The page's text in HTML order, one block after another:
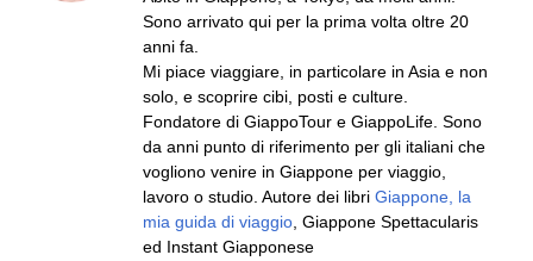
Sono arrivato qui per la prima volta oltre 20
anni fa.
Mi piace viaggiare, in particolare in Asia e non
solo, e scoprire cibi, posti e culture.
Fondatore di GiappoTour e GiappoLife. Sono
da anni punto di riferimento per gli italiani che
vogliono venire in Giappone per viaggio,
lavoro o studio. Autore dei libri Giappone, la
mia guida di viaggio , Giappone Spettacularis
ed Instant Giapponese